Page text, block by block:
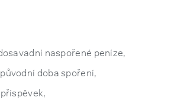
naspořené peníze,
doba spoření,